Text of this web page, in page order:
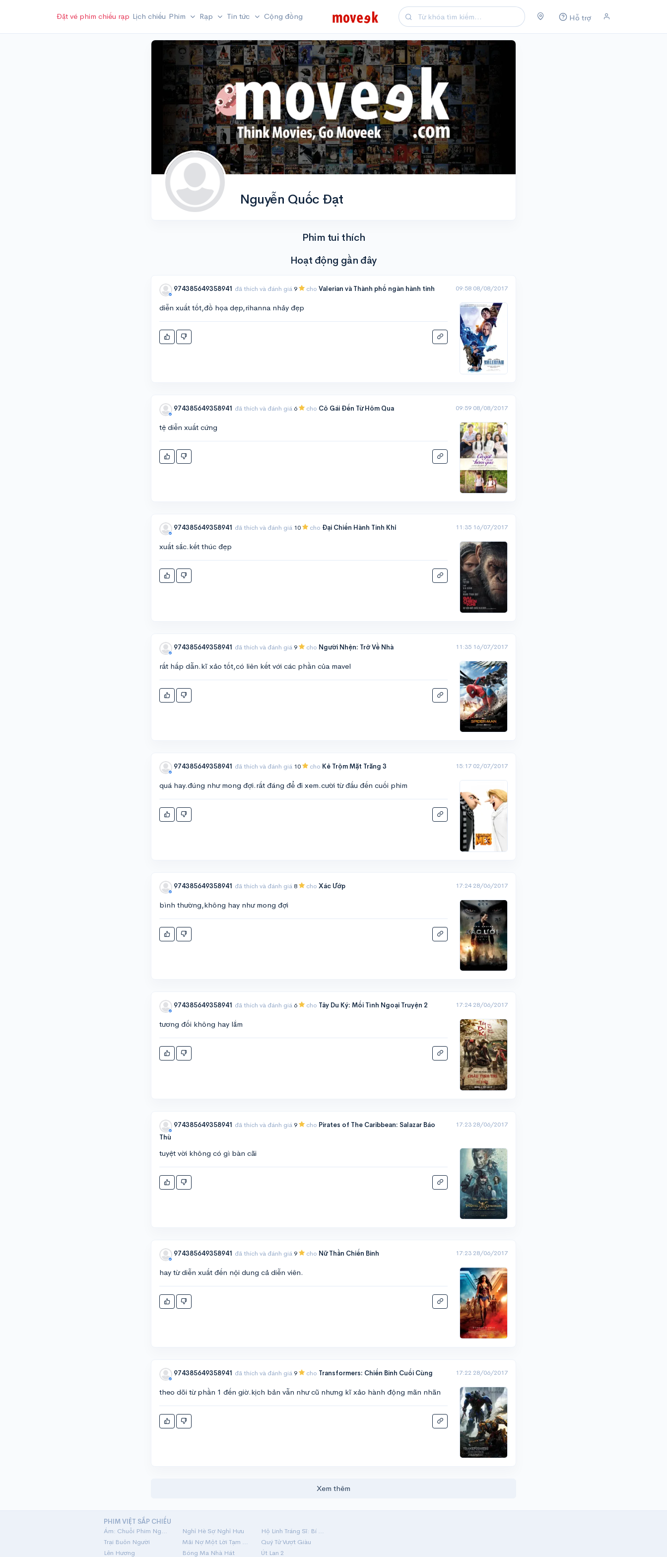
Hỗ trợ
Đặt vé phim chiếu rạp Lịch chiếu Phim Rạp Tin tức Cộng đồng
Nguyễn Quốc Đạt
Phim tui thích
Hoạt động gần đây
974385649358941 đã thích và đánh giá 9 cho Valerian và Thành phố ngàn hành tinh 09:58 08/08/2017
diễn xuất tốt,đồ họa dẹp,rihanna nhảy đẹp
974385649358941 đã thích và đánh giá 6 cho Cô Gái Đến Từ Hôm Qua 09:59 08/08/2017
tệ diễn xuất cứng
974385649358941 đã thích và đánh giá 10 cho Đại Chiến Hành Tinh Khỉ 11:35 16/07/2017
xuất sắc.kết thúc đẹp
974385649358941 đã thích và đánh giá 9 cho Người Nhện: Trở Về Nhà 11:35 16/07/2017
rất hấp dẫn.kĩ xảo tốt,có liên kết với các phần của mavel
974385649358941 đã thích và đánh giá 10 cho Kẻ Trộm Mặt Trăng 3 15:17 02/07/2017
quá hay.đúng như mong đợi.rất đáng để đi xem.cười từ đấu đến cuối phim
974385649358941 đã thích và đánh giá 8 cho Xác Ướp 17:24 28/06/2017
bình thường,không hay như mong đợi
974385649358941 đã thích và đánh giá 6 cho Tây Du Ký: Mối Tình Ngoại Truyện 2 17:24 28/06/2017
tương đối không hay lắm
974385649358941 đã thích và đánh giá 9 cho Pirates of The Caribbean: Salazar Báo
Thù
17:23 28/06/2017
tuyệt vời không có gì bàn cãi
974385649358941 đã thích và đánh giá 9 cho Nữ Thần Chiến Binh 17:23 28/06/2017
hay từ diễn xuất đến nội dung cả diễn viên.
974385649358941 đã thích và đánh giá 9 cho Transformers: Chiến Binh Cuối Cùng 17:22 28/06/2017
theo dõi từ phần 1 đến giờ.kịch bản vẫn như cũ nhưng kĩ xảo hành động mãn nhãn
Xem thêm
PHIM VIỆT SẮP CHIẾU
Ám: Chuỗi Phim Ngắn Linh Dị
Nghỉ Hè Sợ Nghỉ Hưu
Hộ Linh Tráng Sĩ: Bí Ẩn Mộ Vua Đinh
Trại Buôn Người
Mãi Nợ Một Lời Tạm Biệt
Quý Tử Vượt Giàu
Lên Hương
Bóng Ma Nhà Hát Út Lan 2